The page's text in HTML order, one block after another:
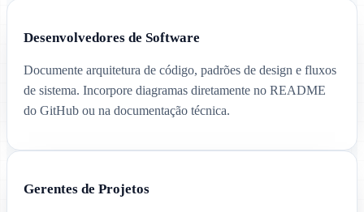
Desenvolvedores de Software
Documente arquitetura de código, padrões de design e fluxos
de sistema. Incorpore diagramas diretamente no README
do GitHub ou na documentação técnica.
Gerentes de Projetos